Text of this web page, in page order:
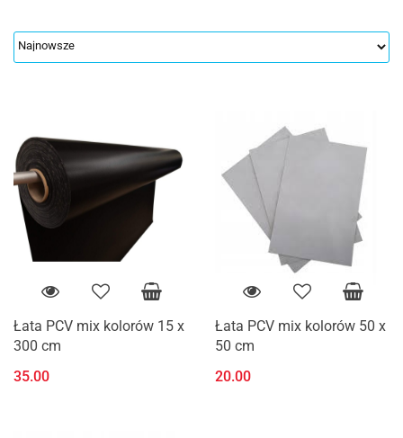
Łata PCV mix kolorów 15 x
300 cm
35.00
Łata PCV mix kolorów 50 x
50 cm
20.00